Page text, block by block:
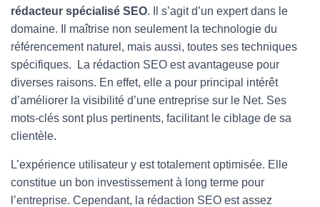
rédacteur spécialisé SEO.
Il s’agit d’un expert dans le
domaine. Il maîtrise non seulement la technologie du
référencement naturel, mais aussi, toutes ses techniques
spécifiques. La rédaction SEO est avantageuse pour
diverses raisons. En effet, elle a pour principal intérêt
d’améliorer la visibilité d’une entreprise sur le Net. Ses
mots-clés sont plus pertinents, facilitant le ciblage de sa
clientèle.
L’expérience utilisateur y est totalement optimisée. Elle
constitue un bon investissement à long terme pour
l’entreprise. Cependant, la rédaction SEO est assez